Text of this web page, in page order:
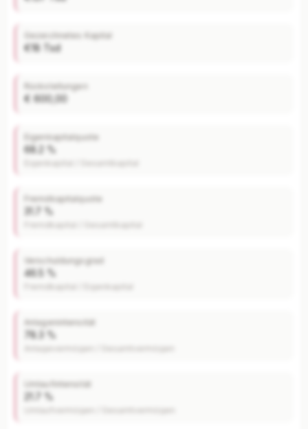
Gezeichnetes Kapital
€18 Tsd
Rückstellungen
€ 600,00
Eigenkapitalquote
68.2 %
Fremdkapitalquote
31.7 %
Verschuldungsgrad
46.5 %
Anlagenintensität
78.3 %
Umlaufintensität
21.7 %